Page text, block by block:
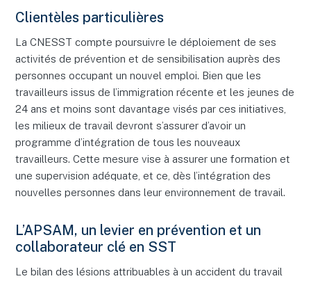
Clientèles particulières
La CNESST compte poursuivre le déploiement de ses
activités de prévention et de sensibilisation auprès des
personnes occupant un nouvel emploi. Bien que les
travailleurs issus de l’immigration récente et les jeunes de
24 ans et moins sont davantage visés par ces initiatives,
les milieux de travail devront s’assurer d’avoir un
programme d’intégration de tous les nouveaux
travailleurs. Cette mesure vise à assurer une formation et
une supervision adéquate, et ce, dès l’intégration des
nouvelles personnes dans leur environnement de travail.
L’APSAM, un levier en prévention et un
collaborateur clé en SST
Le bilan des lésions attribuables à un accident du travail